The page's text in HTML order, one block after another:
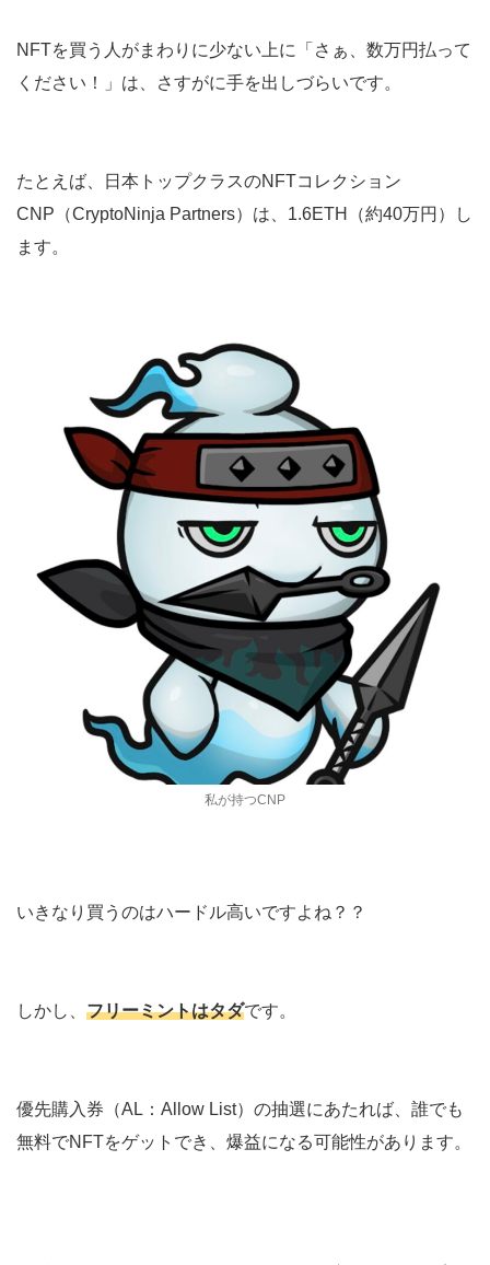
NFTを買う人がまわりに少ない上に「さぁ、数万円払って
ください！」は、さすがに手を出しづらいです。
たとえば、日本トップクラスのNFTコレクション
CNP（CryptoNinja Partners）は、1.6ETH（約40万円）し
ます。
私が持つCNP
いきなり買うのはハードル高いですよね？？
しかし、 フリーミントはタダです。
優先購入券（AL：Allow List）の抽選にあたれば、誰でも
無料でNFTをゲットでき、爆益になる可能性があります。